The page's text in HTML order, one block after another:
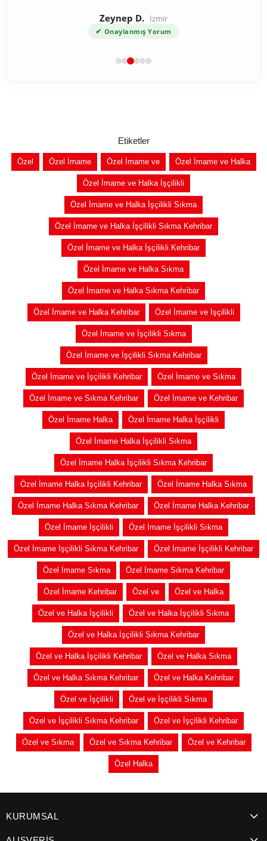
Zeynep D. İzmir
✔ Onaylanmış Yorum
Etiketler
Özel Özel İmame Özel İmame ve Özel İmame ve Halka
Özel İmame ve Halka İşçilikli
Özel İmame ve Halka İşçilikli Sıkma
Özel İmame ve Halka İşçilikli Sıkma Kehribar
Özel İmame ve Halka İşçilikli Kehribar
Özel İmame ve Halka Sıkma
Özel İmame ve Halka Sıkma Kehribar
Özel İmame ve Halka Kehribar Özel İmame ve İşçilikli
Özel İmame ve İşçilikli Sıkma
Özel İmame ve İşçilikli Sıkma Kehribar
Özel İmame ve İşçilikli Kehribar Özel İmame ve Sıkma
Özel İmame ve Sıkma Kehribar Özel İmame ve Kehribar
Özel İmame Halka Özel İmame Halka İşçilikli
Özel İmame Halka İşçilikli Sıkma
Özel İmame Halka İşçilikli Sıkma Kehribar
Özel İmame Halka İşçilikli Kehribar Özel İmame Halka Sıkma
Özel İmame Halka Sıkma Kehribar Özel İmame Halka Kehribar
Özel İmame İşçilikli Özel İmame İşçilikli Sıkma
Özel İmame İşçilikli Sıkma Kehribar Özel İmame İşçilikli Kehribar
Özel İmame Sıkma Özel İmame Sıkma Kehribar
Özel İmame Kehribar Özel ve Özel ve Halka
Özel ve Halka İşçilikli Özel ve Halka İşçilikli Sıkma
Özel ve Halka İşçilikli Sıkma Kehribar
Özel ve Halka İşçilikli Kehribar Özel ve Halka Sıkma
Özel ve Halka Sıkma Kehribar Özel ve Halka Kehribar
Özel ve İşçilikli Özel ve İşçilikli Sıkma
Özel ve İşçilikli Sıkma Kehribar Özel ve İşçilikli Kehribar
Özel ve Sıkma Özel ve Sıkma Kehribar Özel ve Kehribar
Özel Halka
KURUMSAL